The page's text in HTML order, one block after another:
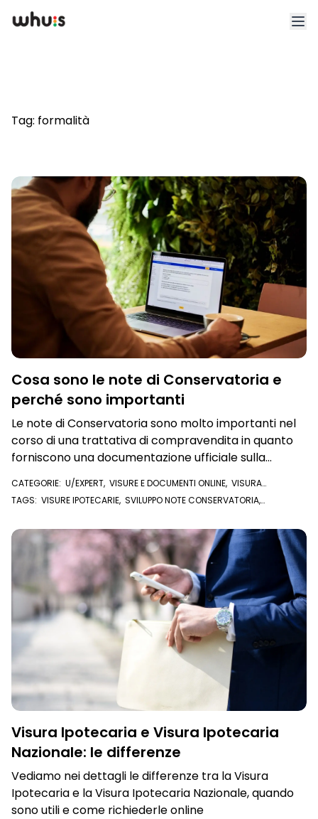
Blog
App
Whuis per lo sport
Accedi Registrati
Tag: formalità
Cosa sono le note di Conservatoria e
perché sono importanti
Le note di Conservatoria sono molto importanti nel
corso di una trattativa di compravendita in quanto
forniscono una documentazione ufficiale sulla
proprietà e possono essere utilizzate per
determinare la proprietà effettiva dell'immobile e
per verificare la sua storia
CATEGORIE: U/EXPERT, VISURE E DOCUMENTI ONLINE, VISURA
IPOTECARIA
TAGS: VISURE IPOTECARIE, SVILUPPO NOTE CONSERVATORIA,
IPOTECHE,U/EXPERT
Visura Ipotecaria e Visura Ipotecaria
Nazionale: le differenze
Vediamo nei dettagli le differenze tra la Visura
Ipotecaria e la Visura Ipotecaria Nazionale, quando
sono utili e come richiederle online